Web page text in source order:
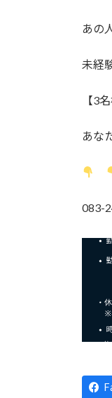
あの
未経
【3
あな
083-